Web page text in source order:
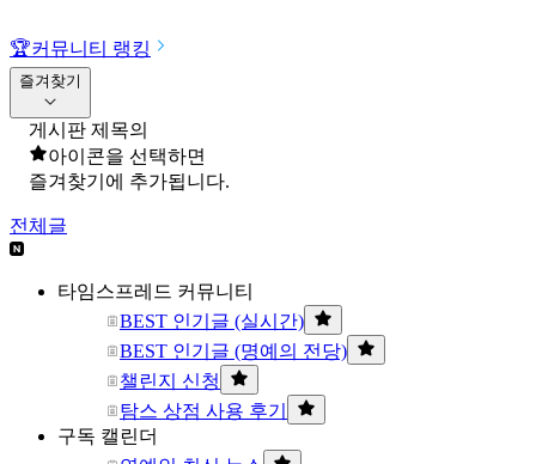
🏆커뮤니티 랭킹
즐겨찾기
게시판 제목의
아이콘을 선택하면
즐겨찾기에 추가됩니다.
전체글
타임스프레드 커뮤니티
BEST 인기글 (실시간)
BEST 인기글 (명예의 전당)
챌린지 신청
탐스 상점 사용 후기
구독 캘린더